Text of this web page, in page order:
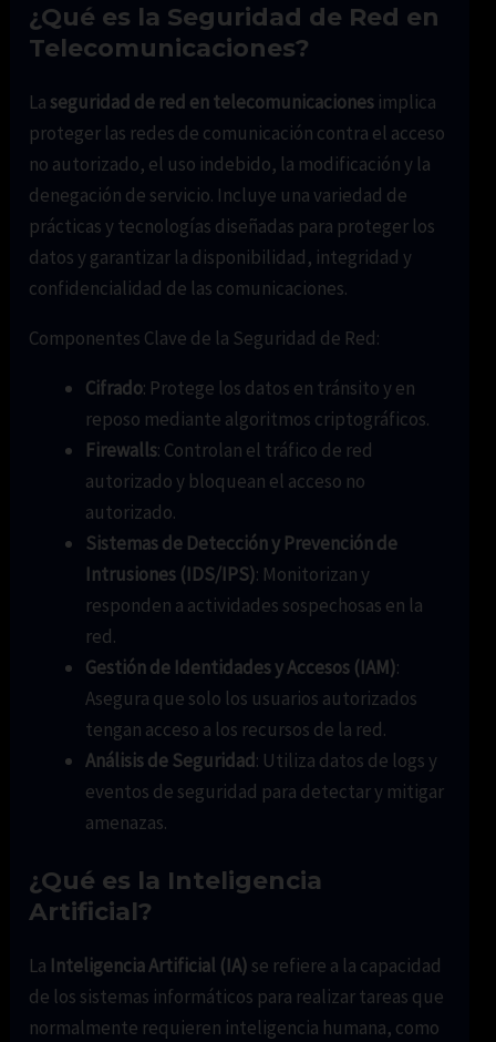
¿Qué es la Seguridad de Red en
Telecomunicaciones?
Laseguridad de red en telecomunicaciones implica
proteger las redes de comunicación contra el acceso
no autorizado, el uso indebido, la modificación y la
denegación de servicio. Incluye una variedad de
prácticas y tecnologías diseñadas para proteger los
datos y garantizar la disponibilidad, integridad y
confidencialidad de las comunicaciones.
Componentes Clave de la Seguridad de Red:
Cifrado: Protege los datos en tránsito y en
reposo mediante algoritmos criptográficos.
Firewalls: Controlan el tráfico de red
autorizado y bloquean el acceso no
autorizado.
Sistemas de Detección y Prevención de
Intrusiones (IDS/IPS): Monitorizan y
responden a actividades sospechosas en la
red.
Gestión de Identidades y Accesos (IAM):
Asegura que solo los usuarios autorizados
tengan acceso a los recursos de la red.
Análisis de Seguridad: Utiliza datos de logs y
eventos de seguridad para detectar y mitigar
amenazas.
¿Qué es la Inteligencia
Artificial?
La Inteligencia Artificial (IA) se refiere a la capacidad
de los sistemas informáticos para realizar tareas que
normalmente requieren inteligencia humana, como